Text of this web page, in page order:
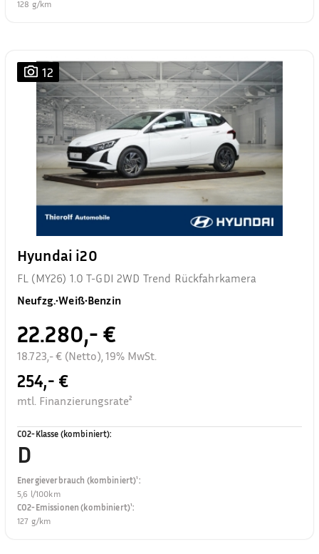
128 g/km
12
Hyundai i20
FL (MY26) 1.0 T-GDI 2WD Trend Rückfahrkamera
Neufzg.•Weiß•Benzin
22.280,- €
18.723,- € (Netto), 19% MwSt.
254,- €
mtl. Finanzierungsrate²
CO2-Klasse (kombiniert):
D
Energieverbrauch (kombiniert)¹:
5,6 l/100km
CO2-Emissionen (kombiniert)¹:
127 g/km